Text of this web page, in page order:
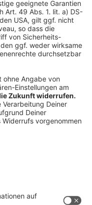
- eine
die zum Teil
sein. Das ist
"Gerade für
weil sie draußen viel
meist schlecht
Sache.
unerkannt haben,
vorkommt,
Entwarnung. Man